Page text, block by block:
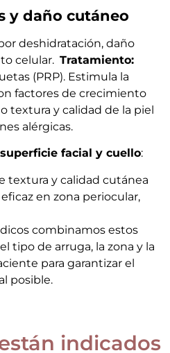
y daño cutáneo
deshidratación, daño
celular. Tratamiento:
(PRP). Estimula la
factores de crecimiento
textura y calidad de la piel
alérgicas.
facial y cuello:
textura y calidad cutánea
en zona periocular,
combinamos estos
tipo de arruga, la zona y la
para garantizar el
posible.
indicados